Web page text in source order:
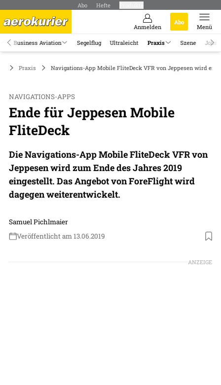
Abo Hefte
Anmelden
Abo
Menü
Business Aviation Segelflug Ultraleicht Praxis Szene Jobs
Praxis Navigations-App Mobile FliteDeck VFR von Jeppesen wird
NAVIGATIONS-APPS
Ende für Jeppesen Mobile
FliteDeck
Die Navigations-App Mobile FliteDeck VFR von
Jeppesen wird zum Ende des Jahres 2019
eingestellt. Das Angebot von ForeFlight wird
dagegen weiterentwickelt.
Samuel Pichlmaier
Veröffentlicht am 13.06.2019
Foto: Jeppesen
ANZEIGE